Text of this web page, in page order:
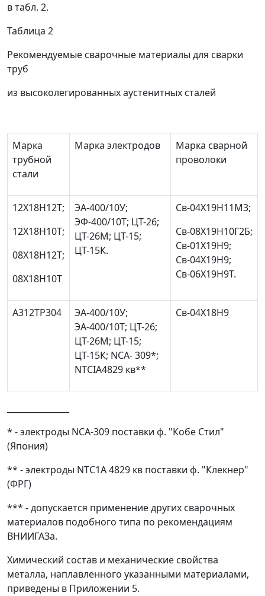
в табл. 2.
Таблица 2
Рекомендуемые сварочные материалы для сварки
труб
из высоколегированных аустенитных сталей
Марка
трубной
стали
Марка электродов
Марка сварной
проволоки
12Х18Н12Т;
12Х18Н10Т;
08Х18Н12Т;
08Х18Н10Т
ЭА-400/10У;
ЭФ-400/10Т; ЦТ-26;
ЦТ-26М; ЦТ-15;
ЦТ-15К.
Св-04Х19Н11М3;
Св-08Х19Н10Г2Б;
Св-01Х19Н9;
Св-04Х19Н9;
Св-06Х19Н9Т.
А312ТР304
ЭА-400/10У;
ЭА-400/10Т; ЦТ-26;
ЦТ-26М; ЦТ-15;
ЦТ-15К; NСА- 309*;
NТСIА4829 кв**
Св-04Х18Н9
* - электроды NСА-309 поставки ф. "Кобе Стил"
(Япония)
** - электроды NТС1А 4829 кв поставки ф. "Клекнер"
(ФРГ)
*** - допускается применение других сварочных
материалов подобного типа по рекомендациям
ВНИИГАЗа.
Химический состав и механические свойства
металла, наплавленного указанными материалами,
приведены в Приложении 5.